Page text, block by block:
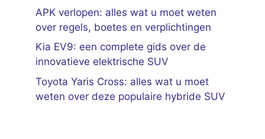
APK verlopen: alles wat u moet weten
over regels, boetes en verplichtingen
Kia EV9: een complete gids over de
innovatieve elektrische SUV
Toyota Yaris Cross: alles wat u moet
weten over deze populaire hybride SUV